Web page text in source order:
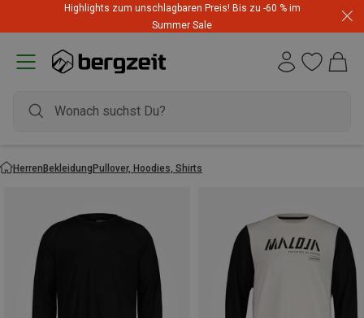
Highlights zum unschlagbaren Preis! Bis zu -60 % im
Summer Sale
HerrenBekleidungPullover, Hoodies, Shirts